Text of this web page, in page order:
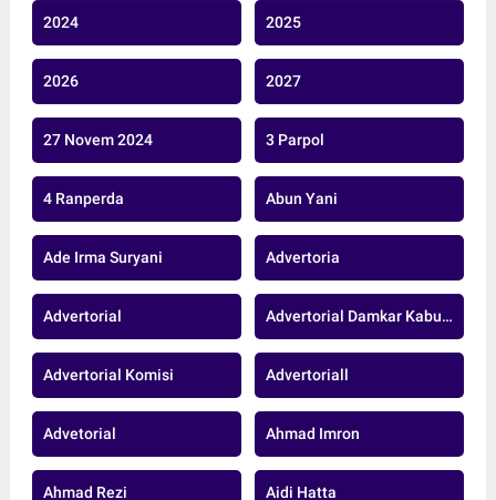
2024 2025
2026 2027
27 Novem 2024 3 Parpol
4 Ranperda Abun Yani
Ade Irma Suryani Advertoria
Advertorial Advertorial Damkar Kabupaten Muaro Jambi
Advertorial Komisi Advertoriall
Advetorial Ahmad Imron
Ahmad Rezi Aidi Hatta